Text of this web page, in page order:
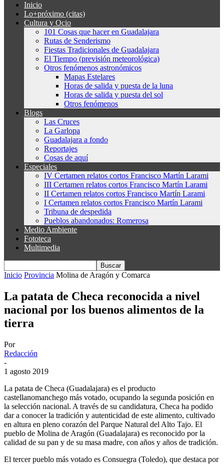
Inicio
Lo+próximo (citas)
Cultura y Ocio
101 Cosas que hacer en Guadalajara
Rutas de Senderismo
Fiestas Tradicionales de Guadalajara
El Tiempo (previsión meteorológica)
Otros fenómenos astronómicos
Mapas Estelares
Horas de salida y puesta de la luna
Horas de salida y puesta del sol
Otros fenómenos
Blogs
Las Cruces
La Garlopa
Guadalajara a fondo
Reportajes
Cosas de aquí
Especiales
IV Certamen relatos cortos Francisco Martín Larami
III Certamen relatos cortos Francisco Martín Larami
II Certamen relatos cortos Francisco Martín Larami
I Certamen relatos cortos Francisco Martín Larami
Tribuna de despedida
Pueblos abandonados: Romerosa
Medio Ambiente
Fototeca
Multimedia
Inicio Provincia Molina de Aragón y Comarca
La patata de Checa reconocida a nivel
nacional por los buenos alimentos de la
tierra
Por
Redacción
-
1 agosto 2019
La patata de Checa (Guadalajara) es el producto
castellanomanchego más votado, ocupando la segunda posición en
la selección nacional. A través de su candidatura, Checa ha podido
dar a conocer la tradición y autenticidad de este alimento, cultivado
en altura en pleno corazón del Parque Natural del Alto Tajo. El
pueblo de Molina de Aragón (Guadalajara) es reconocido por la
calidad de su pan y de su masa madre, con años y años de tradición.
El tercer pueblo más votado es Consuegra (Toledo), que destaca por